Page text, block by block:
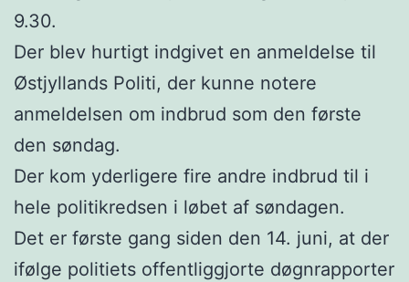
9.30.
Der blev hurtigt indgivet en anmeldelse til
Østjyllands Politi, der kunne notere
anmeldelsen om indbrud som den første
den søndag.
Der kom yderligere fire andre indbrud til i
hele politikredsen i løbet af søndagen.
Det er første gang siden den 14. juni, at der
ifølge politiets offentliggjorte døgnrapporter